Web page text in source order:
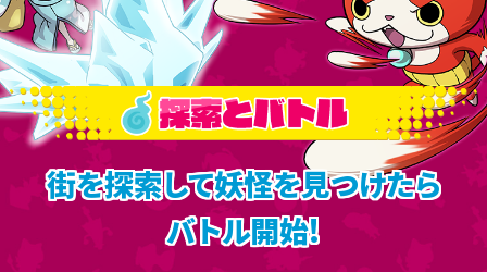
街を探索して妖怪を見つけたら
バトル開始!